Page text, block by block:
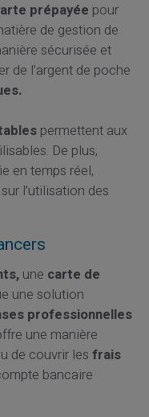
prépayée pour
de gestion de
sécurisée et
de l’argent de poche
permettent aux
De plus,
en temps réel,
sur l’utilisation des
une carte de
une solution
professionnelles
une manière
de couvrir les frais
bancaire